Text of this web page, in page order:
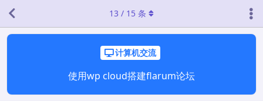
计算机交流
使用wp cloud搭建flarum论坛
13 / 15 条